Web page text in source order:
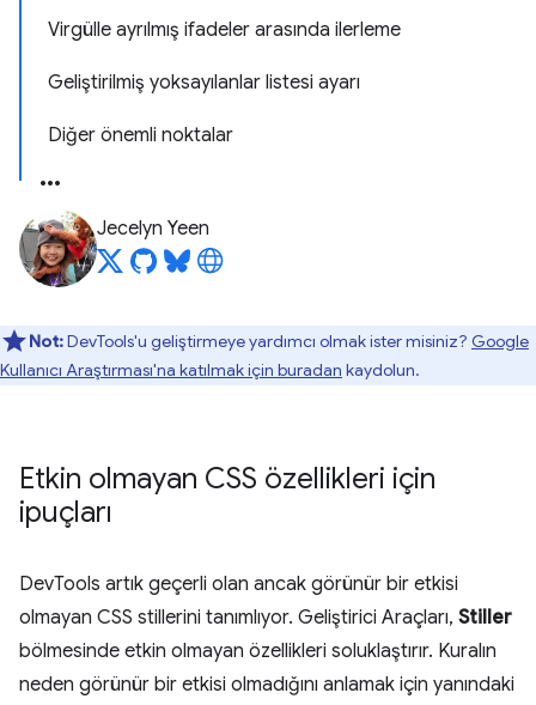
Virgülle ayrılmış ifadeler arasında ilerleme
Geliştirilmiş yoksayılanlar listesi ayarı
Diğer önemli noktalar
Jecelyn Yeen
Not:DevTools'u geliştirmeye yardımcı olmak ister misiniz? Google
Kullanıcı Araştırması'na katılmak için buradan kaydolun.
Etkin olmayan CSS özellikleri için
ipuçları
DevTools artık geçerli olan ancak görünür bir etkisi
olmayan CSS stillerini tanımlıyor. Geliştirici Araçları, Stiller
bölmesinde etkin olmayan özellikleri soluklaştırır. Kuralın
neden görünür bir etkisi olmadığını anlamak için yanındaki